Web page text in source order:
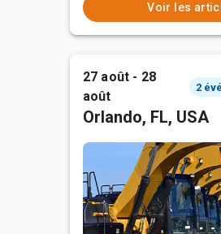
Voir les
27 août - 28
août
Orlando, FL, USA